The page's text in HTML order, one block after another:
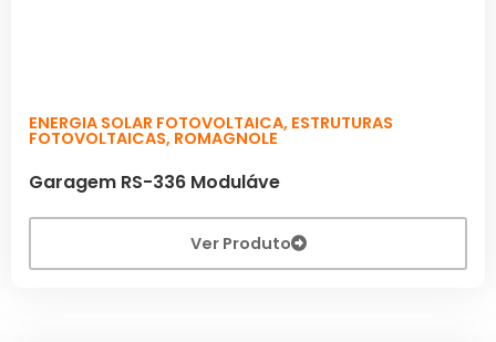
ENERGIA SOLAR FOTOVOLTAICA, ESTRUTURAS
FOTOVOLTAICAS, ROMAGNOLE
Garagem RS-336 Moduláve
Ver Produto